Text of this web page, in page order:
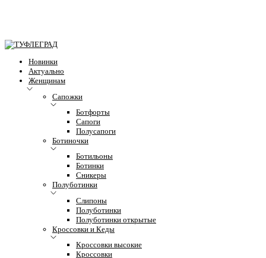
Новинки
Актуально
Женщинам
Сапожки
Ботфорты
Сапоги
Полусапоги
Ботиночки
Ботильоны
Ботинки
Сникеры
Полуботинки
Слипоны
Полуботинки
Полуботинки открытые
Кроссовки и Кеды
Кроссовки высокие
Кроссовки